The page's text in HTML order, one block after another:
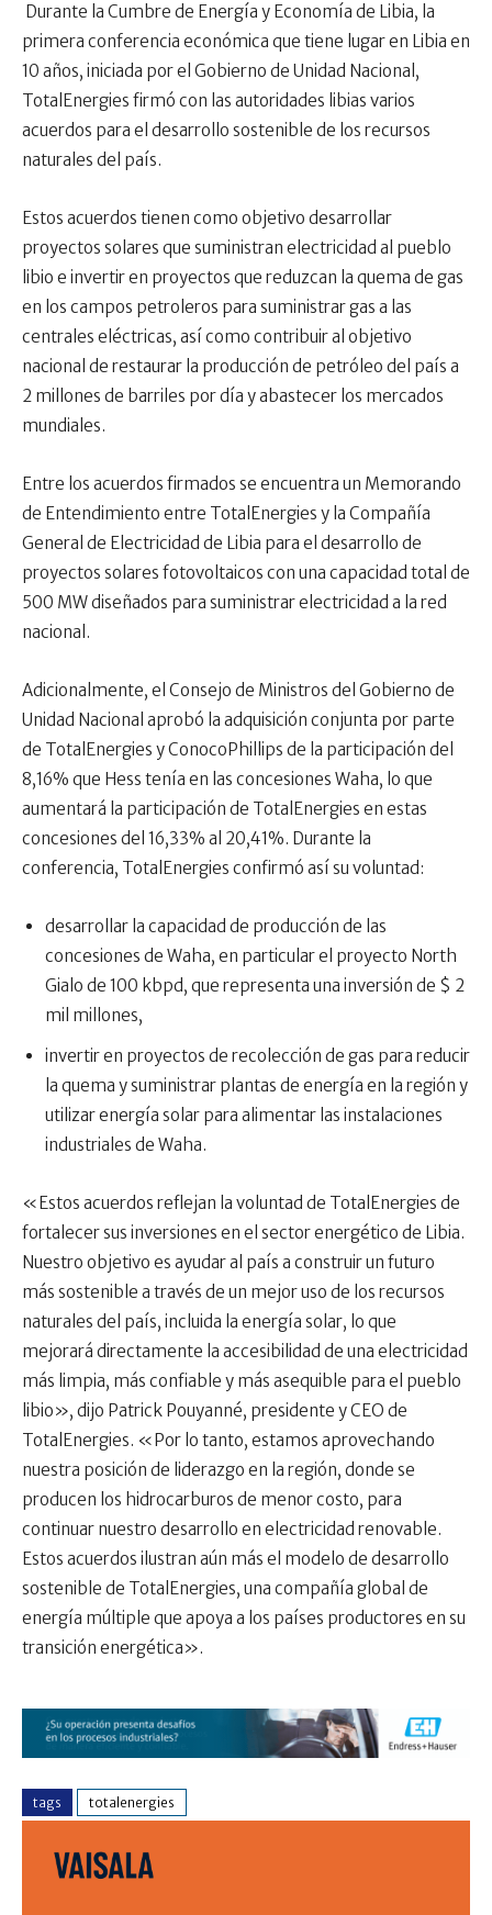
Durante la Cumbre de Energía y Economía de Libia, la
primera conferencia económica que tiene lugar en Libia en
10 años, iniciada por el Gobierno de Unidad Nacional,
TotalEnergies firmó con las autoridades libias varios
acuerdos para el desarrollo sostenible de los recursos
naturales del país.
Estos acuerdos tienen como objetivo desarrollar
proyectos solares que suministran electricidad al pueblo
libio e invertir en proyectos que reduzcan la quema de gas
en los campos petroleros para suministrar gas a las
centrales eléctricas, así como contribuir al objetivo
nacional de restaurar la producción de petróleo del país a
2 millones de barriles por día y abastecer los mercados
mundiales.
Entre los acuerdos firmados se encuentra un Memorando
de Entendimiento entre TotalEnergies y la Compañía
General de Electricidad de Libia para el desarrollo de
proyectos solares fotovoltaicos con una capacidad total de
500 MW diseñados para suministrar electricidad a la red
nacional.
Adicionalmente, el Consejo de Ministros del Gobierno de
Unidad Nacional aprobó la adquisición conjunta por parte
de TotalEnergies y ConocoPhillips de la participación del
8,16% que Hess tenía en las concesiones Waha, lo que
aumentará la participación de TotalEnergies en estas
concesiones del 16,33% al 20,41%. Durante la
conferencia, TotalEnergies confirmó así su voluntad:
desarrollar la capacidad de producción de las
concesiones de Waha, en particular el proyecto North
Gialo de 100 kbpd, que representa una inversión de $ 2
mil millones,
invertir en proyectos de recolección de gas para reducir
la quema y suministrar plantas de energía en la región y
utilizar energía solar para alimentar las instalaciones
industriales de Waha.
«Estos acuerdos reflejan la voluntad de TotalEnergies de
fortalecer sus inversiones en el sector energético de Libia.
Nuestro objetivo es ayudar al país a construir un futuro
más sostenible a través de un mejor uso de los recursos
naturales del país, incluida la energía solar, lo que
mejorará directamente la accesibilidad de una electricidad
más limpia, más confiable y más asequible para el pueblo
libio», dijo Patrick Pouyanné, presidente y CEO de
TotalEnergies. «Por lo tanto, estamos aprovechando
nuestra posición de liderazgo en la región, donde se
producen los hidrocarburos de menor costo, para
continuar nuestro desarrollo en electricidad renovable.
Estos acuerdos ilustran aún más el modelo de desarrollo
sostenible de TotalEnergies, una compañía global de
energía múltiple que apoya a los países productores en su
transición energética».
tags totalenergies